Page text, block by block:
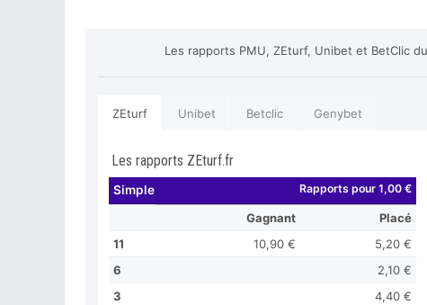
Les rapports PMU, ZEturf, Unibet et BetClic
ZEturf Unibet Betclic Genybet
Les rapports ZEturf.fr
Simple Rapports pour 1,00 €
Gagnant
Placé
11
10,90 €
5,20 €
6
2,10 €
3
4,40 €